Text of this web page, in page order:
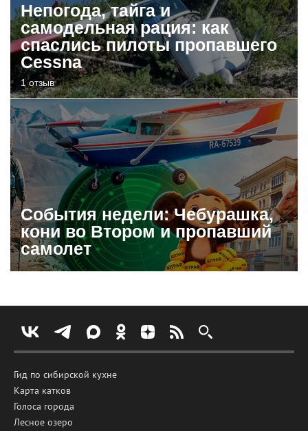
Непогода, тайга и
самодельная рация: как
спаслись пилоты пропавшего
Cessna
1 отзыв
События недели: Чебурашка,
кони во Втором и пропавший
самолет
Гид по сибирской кухне
Карта катков
Голоса города
Лесное озеро